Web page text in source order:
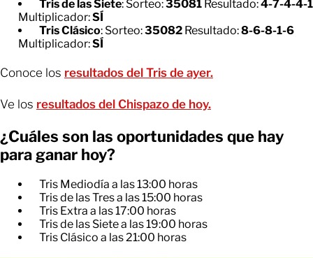
Tris de las Siete: Sorteo:35081 Resultado:4-7-4-4-1
Multiplicador:SÍ
Tris Clásico: Sorteo:35082 Resultado:8-6-8-1-6
Multiplicador:SÍ
Conoce los resultados del Tris de ayer.
Ve los resultados del Chispazo de hoy.
¿Cuáles son las oportunidades que hay
para ganar hoy?
Tris Mediodía a las 13:00 horas
Tris de las Tres a las 15:00 horas
Tris Extra a las 17:00 horas
Tris de las Siete a las 19:00 horas
Tris Clásico a las 21:00 horas